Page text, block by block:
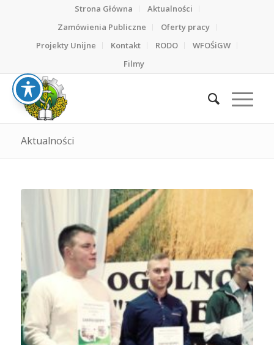
Strona Główna
Aktualności
Zamówienia Publiczne
Oferty pracy
Projekty Unijne
Kontakt RODO
WFOŚiGW
Filmy
Aktualności